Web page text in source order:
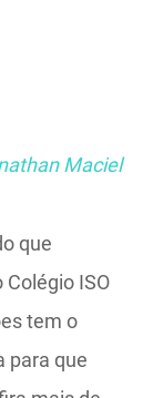
Maciel
que
ISO
tem o
para que